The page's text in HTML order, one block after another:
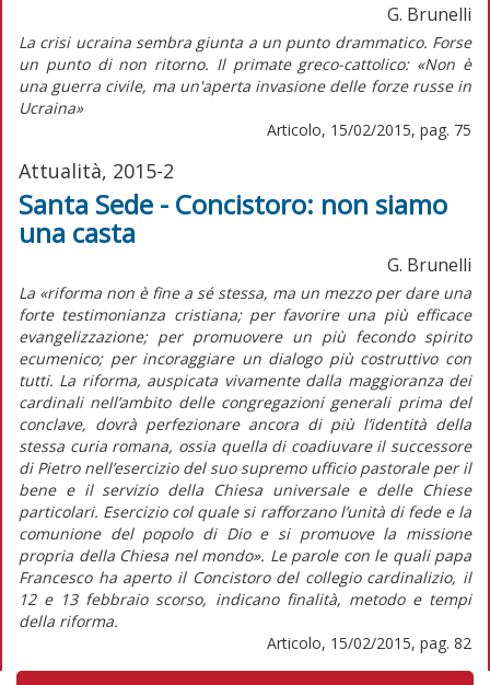
G. Brunelli
La crisi ucraina sembra giunta a un punto drammatico. Forse
un punto di non ritorno. Il primate greco-cattolico: «Non è
una guerra civile, ma un'aperta invasione delle forze russe in
Ucraina»
Articolo, 15/02/2015, pag. 75
Attualità, 2015-2
Santa Sede - Concistoro: non siamo
una casta
G. Brunelli
La «riforma non è fine a sé stessa, ma un mezzo per dare una
forte testimonianza cristiana; per favorire una più efficace
evangelizzazione; per promuovere un più fecondo spirito
ecumenico; per incoraggiare un dialogo più costruttivo con
tutti. La riforma, auspicata vivamente dalla maggioranza dei
cardinali nell’ambito delle congregazioni generali prima del
conclave, dovrà perfezionare ancora di più l’identità della
stessa curia romana, ossia quella di coadiuvare il successore
di Pietro nell’esercizio del suo supremo ufficio pastorale per il
bene e il servizio della Chiesa universale e delle Chiese
particolari. Esercizio col quale si rafforzano l’unità di fede e la
comunione del popolo di Dio e si promuove la missione
propria della Chiesa nel mondo». Le parole con le quali papa
Francesco ha aperto il Concistoro del collegio cardinalizio, il
12 e 13 febbraio scorso, indicano finalità, metodo e tempi
della riforma.
Articolo, 15/02/2015, pag. 82